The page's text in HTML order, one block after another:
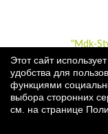
"Mdk-
+38 (044) 227-93-
Этот сайт
удобства для
функциями
выбора сторонних
см. на странице